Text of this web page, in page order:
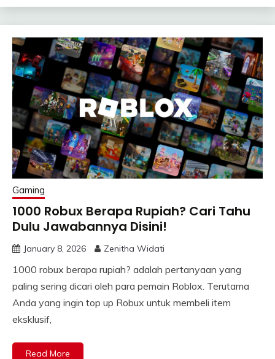
Gaming
1000 Robux Berapa Rupiah? Cari Tahu
Dulu Jawabannya Disini!
January 8, 2026 Zenitha Widati
1000 robux berapa rupiah? adalah pertanyaan yang
paling sering dicari oleh para pemain Roblox. Terutama
Anda yang ingin top up Robux untuk membeli item
eksklusif,
Read More